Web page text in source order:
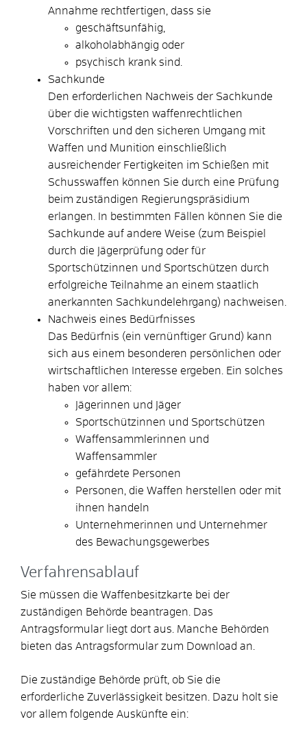
Annahme rechtfertigen, dass sie
geschäftsunfähig,
alkoholabhängig oder
psychisch krank sind.
Sachkunde
Den erforderlichen Nachweis der Sachkunde
über die wichtigsten waffenrechtlichen
Vorschriften und den sicheren Umgang mit
Waffen und Munition einschließlich
ausreichender Fertigkeiten im Schießen mit
Schusswaffen können Sie durch eine Prüfung
beim zuständigen Regierungspräsidium
erlangen. In bestimmten Fällen können Sie die
Sachkunde auf andere Weise (zum Beispiel
durch die Jägerprüfung oder für
Sportschützinnen und Sportschützen durch
erfolgreiche Teilnahme an einem staatlich
anerkannten Sachkundelehrgang) nachweisen.
Nachweis eines Bedürfnisses
Das Bedürfnis (ein vernünftiger Grund) kann
sich aus einem besonderen persönlichen oder
wirtschaftlichen Interesse ergeben. Ein solches
haben vor allem:
Jägerinnen und Jäger
Sportschützinnen und Sportschützen
Waffensammlerinnen und
Waffensammler
gefährdete Personen
Personen, die Waffen herstellen oder mit
ihnen handeln
Unternehmerinnen und Unternehmer
des Bewachungsgewerbes
Verfahrensablauf
Sie müssen die Waffenbesitzkarte bei der
zuständigen Behörde beantragen.
Das
Antragsformular liegt dort aus. Manche Behörden
bieten das Antragsformular zum Download an.
Die zuständige Behörde prüft, ob Sie die
erforderliche Zuverlässigkeit besitzen. Dazu holt sie
vor allem folgende Auskünfte ein: